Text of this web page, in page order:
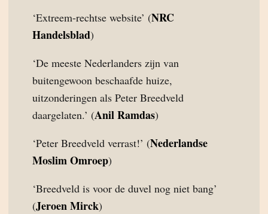
‘Extreem-rechtse website’ (NRC
Handelsblad)
‘De meeste Nederlanders zijn van
buitengewoon beschaafde huize,
uitzonderingen als Peter Breedveld
daargelaten.’ (Anil Ramdas)
‘Peter Breedveld verrast!’ (Nederlandse
Moslim Omroep)
‘Breedveld is voor de duvel nog niet bang’
(Jeroen Mirck)